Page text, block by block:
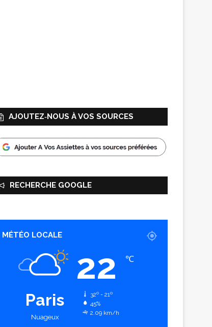
AJOUTEZ‑NOUS À VOS SOURCES
RECHERCHE GOOGLE
MÉTÉO LOCALE
Paris
Nuageux
22 ℃
32º - 21º
45%
2.09 km/h